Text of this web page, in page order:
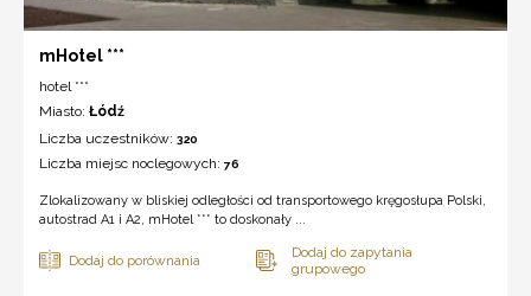
mHotel ***
hotel ***
Miasto: Łódź
Liczba uczestników: 320
Liczba miejsc noclegowych: 76
Zlokalizowany w bliskiej odległości od transportowego kręgosłupa Polski,
autostrad A1 i A2, mHotel *** to doskonały ...